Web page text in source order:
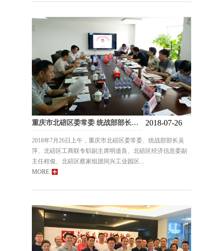
重庆市北碚区委常委 统战部部长吴萍一行到访我会 2018-07-26
2018年7月26日上午，重庆市北碚区委常委、统战部部长吴
萍、北碚区工商联专职副主席明道良、北碚区经济信息委副
主任程俊、北碚区蔡家组团同兴工业园区...
MORE